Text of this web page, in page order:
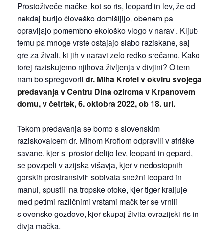
Prostoživeče mačke, kot so ris, leopard in lev, že od
nekdaj burijo človeško domišljijo, obenem pa
opravljajo pomembno ekološko vlogo v naravi. Kljub
temu pa mnoge vrste ostajajo slabo raziskane, saj
gre za živali, ki jih v naravi zelo redko srečamo. Kako
torej raziskujemo njihova življenja v divjini? O tem
nam bo spregovoril dr. Miha Krofel v okviru svojega
predavanja v Centru Dina oziroma v Krpanovem
domu, v četrtek, 6. oktobra 2022, ob 18. uri.
Tekom predavanja se bomo s slovenskim
raziskovalcem dr. Mihom Kroflom odpravili v afriške
savane, kjer si prostor delijo lev, leopard in gepard,
se povzpeli v azijska višavja, kjer v nedostopnih
gorskih prostranstvih sobivata snežni leopard in
manul, spustili na tropske otoke, kjer tiger kraljuje
med petimi različnimi vrstami mačk ter se vrnili
slovenske gozdove, kjer skupaj živita evrazijski ris in
divja mačka.